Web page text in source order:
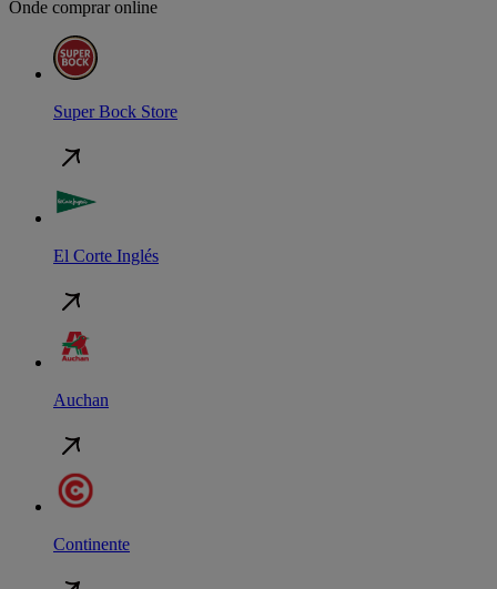
Onde comprar online
Super Bock Store
El Corte Inglés
Auchan
Continente